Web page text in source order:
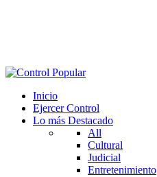
Inicio
Ejercer Control
Lo más Destacado
All
Cultural
Judicial
Entretenimiento